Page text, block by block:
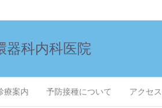
器科内科医院
療案内 予防接種について アクセス